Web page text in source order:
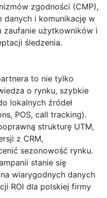
zgodności (CMP),
danych i komunikację w
zaufanie użytkowników i
śledzenia.
to nie tylko
o rynku, szybkie
lokalnych źródeł
POS, call tracking).
strukturę UTM,
z CRM,
sezonowość rynku.
stanie się
wiarygodnych danych
ROI dla polskiej firmy